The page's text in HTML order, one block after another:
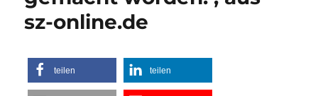
online.de
sz-online.de
teilen teilen